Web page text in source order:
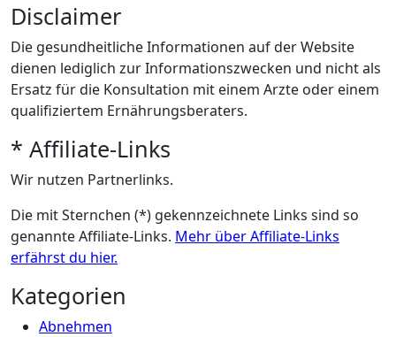
Disclaimer
Die gesundheitliche Informationen auf der Website
dienen lediglich zur Informationszwecken und nicht als
Ersatz für die Konsultation mit einem Arzte oder einem
qualifiziertem Ernährungsberaters.
* Affiliate-Links
Wir nutzen Partnerlinks.
Die mit Sternchen (*) gekennzeichnete Links sind so
genannte Affiliate-Links. Mehr über Affiliate-Links
erfährst du hier.
Kategorien
Abnehmen